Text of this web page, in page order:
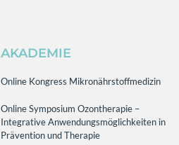
AKADEMIE
Online Kongress Mikronährstoffmedizin
Online Symposium Ozontherapie –
Integrative Anwendungsmöglichkeiten in
Prävention und Therapie